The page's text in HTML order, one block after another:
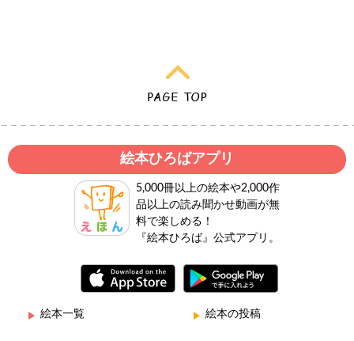
絵本ひろばアプリ
5,000冊以上の絵本や2,000作
品以上の読み聞かせ動画が無
料で楽しめる！
『絵本ひろば』公式アプリ。
絵本一覧 絵本の投稿